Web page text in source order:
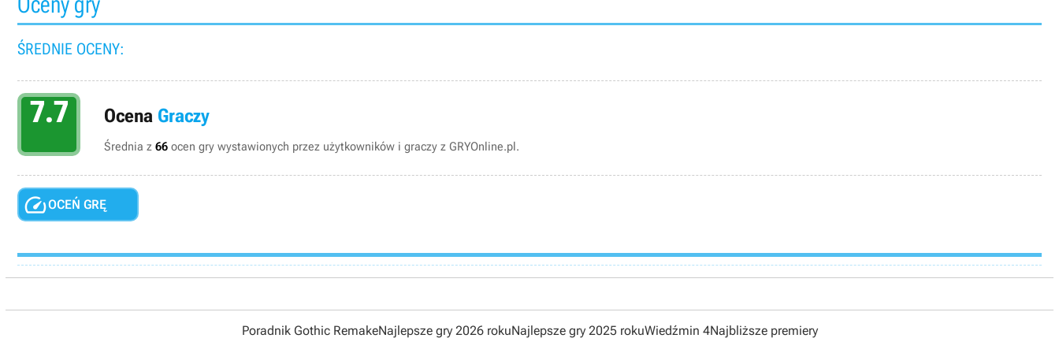
ŚREDNIE OCENY:
7.7 Ocena Graczy
Średnia z 66 ocen gry wystawionych przez użytkowników i graczy z GRYOnline.pl.
OCEŃ GRĘ
Poradnik Gothic RemakeNajlepsze gry 2026 rokuNajlepsze gry 2025 rokuWiedźmin 4Najbliższe premiery